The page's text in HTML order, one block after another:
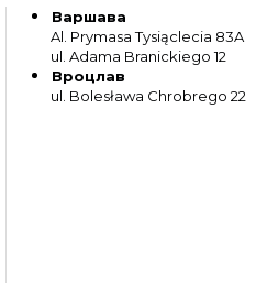
Варшава
Al. Prymasa Tysiąclecia 83A
ul. Adama Branickiego 12
Вроцлав
ul. Bolesława Chrobrego 22